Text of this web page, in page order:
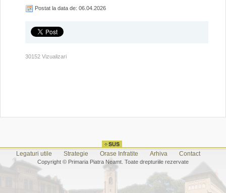
Postat la data de: 06.04.2026
30152 Vizualizari
Legaturi utile Strategie Orase Infratite Arhiva Contact
Copyright © Primaria Piatra Neamt. Toate drepturiile rezervate